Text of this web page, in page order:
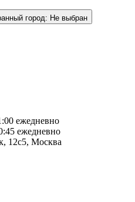
город: Не выбран
ежедневно
ежедневно
12с5, Москва